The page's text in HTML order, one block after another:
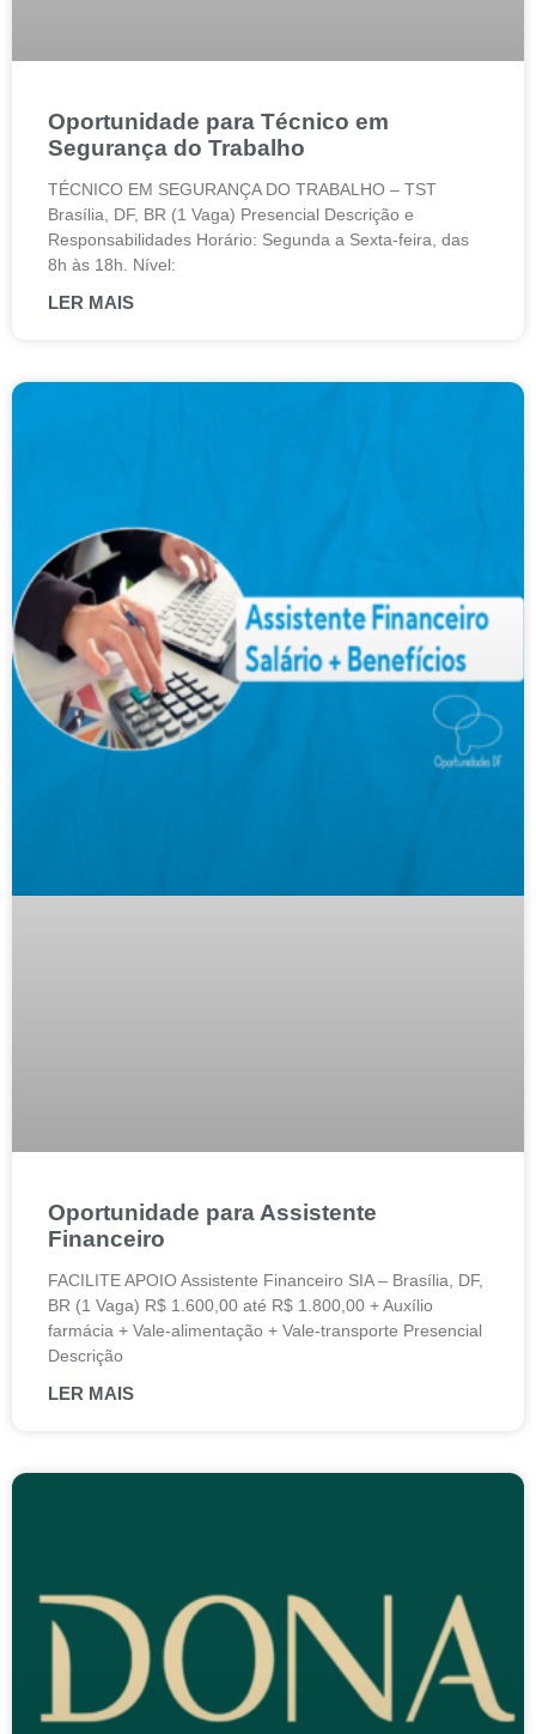
Oportunidade para Técnico em
Segurança do Trabalho
TÉCNICO EM SEGURANÇA DO TRABALHO – TST
Brasília, DF, BR (1 Vaga) Presencial Descrição e
Responsabilidades Horário: Segunda a Sexta-feira, das
8h às 18h. Nível:
LER MAIS
Oportunidade para Assistente
Financeiro
FACILITE APOIO Assistente Financeiro SIA – Brasília, DF,
BR (1 Vaga) R$ 1.600,00 até R$ 1.800,00 + Auxílio
farmácia + Vale-alimentação + Vale-transporte Presencial
Descrição
LER MAIS